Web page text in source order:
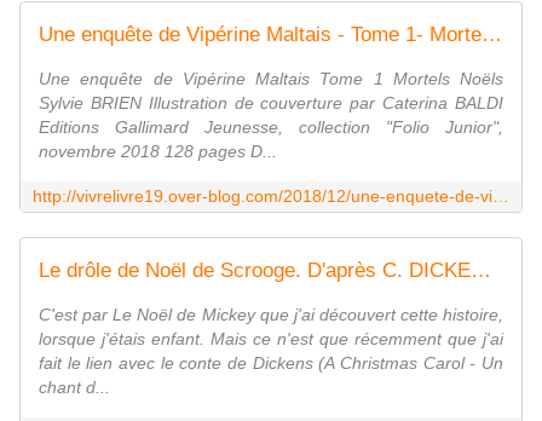
Une enquête de Vipérine Maltais - Tome 1- Mortels Noëls. Sylvie BRIEN - 2018 (Dès 10 ans) - VIVRELIVRE
Une enquête de Vipérine Maltais Tome 1 Mortels Noëls
Sylvie BRIEN Illustration de couverture par Caterina BALDI
Editions Gallimard Jeunesse, collection "Folio Junior",
novembre 2018 128 pages D...
Le drôle de Noël de Scrooge. D'après C. DICKENS - 2009 (Dès 10 ans) (Album + film) - VIVRELIVRE
C'est par Le Noël de Mickey que j'ai découvert cette histoire,
lorsque j'étais enfant. Mais ce n'est que récemment que j'ai
fait le lien avec le conte de Dickens (A Christmas Carol - Un
chant d...